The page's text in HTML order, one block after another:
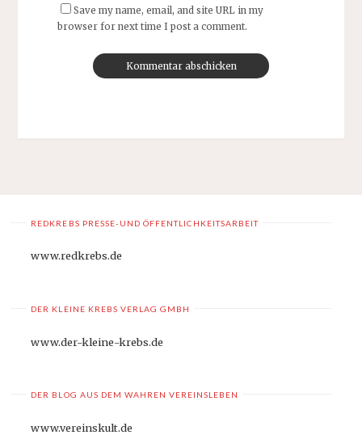
Save my name, email, and site URL in my
browser for next time I post a comment.
REDKREBS PRESSE-UND ÖFFENTLICHKEITSARBEIT
www.redkrebs.de
DER KLEINE KREBS VERLAG GMBH
www.der-kleine-krebs.de
DER BLOG AUS DEM WAHREN VEREINSLEBEN
www.vereinskult.de